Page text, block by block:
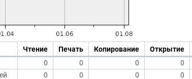
Чтение Печать Копирование Открытие
0 0 0 0
0 0 0 0